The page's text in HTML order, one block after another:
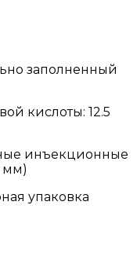
заполненный
кислоты: 12.5
инъекционные
мм)
упаковка